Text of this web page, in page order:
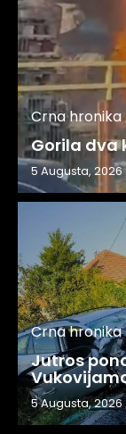
Crna hronika
Gorila dva
5 Augusta, 2026
Crna hronika
Jutros
5 Augusta, 2026